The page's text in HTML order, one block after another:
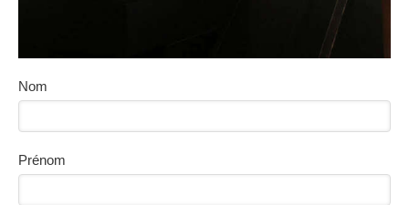
Nom
Prénom